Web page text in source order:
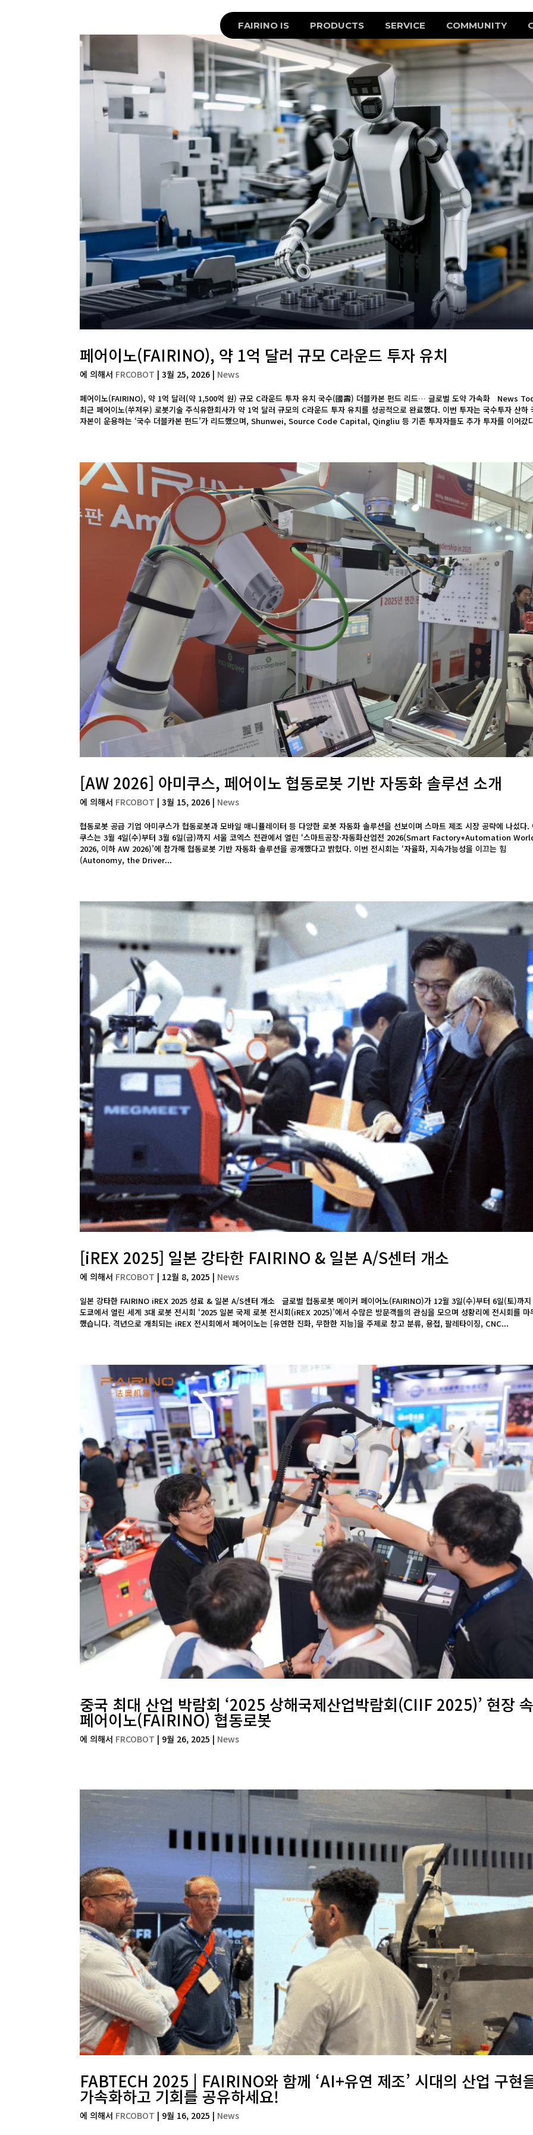
FAIRINO IS PRODUCTS SERVICE COMMUNITY
페어이노(FAIRINO), 약 1억 달러 규모 C라운드 투자 유치
에 의해서 FRCOBOT |3월 25, 2026 | News
페어이노(FAIRINO), 약 1억 달러(약 1,500억 원) 규모 C라운드 투자 유치 국수(國壽) 더블카본 펀드 리드… 글로벌 도약 가속화 News
최근 페어이노(쑤저우) 로봇기술 주식유한회사가 약 1억 달러 규모의 C라운드 투자 유치를 성공적으로 완료했다. 이번 투자는 국수투자 산하
자본이 운용하는 ‘국수 더블카본 펀드’가 리드했으며, Shunwei, Source Code Capital, Qingliu 등 기존 투자자들도 추가 투자를 이어갔
[AW 2026] 아미쿠스, 페어이노 협동로봇 기반 자동화 솔루션 소개
에 의해서 FRCOBOT |3월 15, 2026 | News
협동로봇 공급 기업 아미쿠스가 협동로봇과 모바일 매니퓰레이터 등 다양한 로봇 자동화 솔루션을 선보이며 스마트 제조 시장 공략에 나섰다.
쿠스는 3월 4일(수)부터 3월 6일(금)까지 서울 코엑스 전관에서 열린 ‘스마트공장·자동화산업전 2026(Smart Factory+Automation
2026, 이하 AW 2026)’에 참가해 협동로봇 기반 자동화 솔루션을 공개했다고 밝혔다. 이번 전시회는 ‘자율화, 지속가능성을 이끄는 힘
(Autonomy, the Driver...
[iREX 2025] 일본 강타한 FAIRINO & 일본 A/S센터 개소
에 의해서 FRCOBOT | 12월 8, 2025 | News
일본 강타한 FAIRINO iREX 2025 성료 & 일본 A/S센터 개소 글로벌 협동로봇 메이커 페이어노(FAIRINO)가 12월 3일(수)부터 6일(토)까
도쿄에서 열린 세계 3대 로봇 전시회 ‘2025 일본 국제 로봇 전시회(iREX 2025)’에서 수많은 방문객들의 관심을 모으며 성황리에 전시회를 마
했습니다. 격년으로 개최되는 iREX 전시회에서 페어이노는 [유연한 진화, 무한한 지능]을 주제로 창고 분류, 용접, 팔레타이징, CNC...
중국 최대 산업 박람회 ‘2025 상해국제산업박람회(CIIF 2025)’ 현장
페어이노(FAIRINO) 협동로봇
에 의해서 FRCOBOT | 9월 26, 2025 | News
FABTECH 2025 | FAIRINO와 함께 ‘AI+유연 제조’ 시대의 산업 구현
가속화하고 기회를 공유하세요!
에 의해서 FRCOBOT | 9월 16, 2025 | News